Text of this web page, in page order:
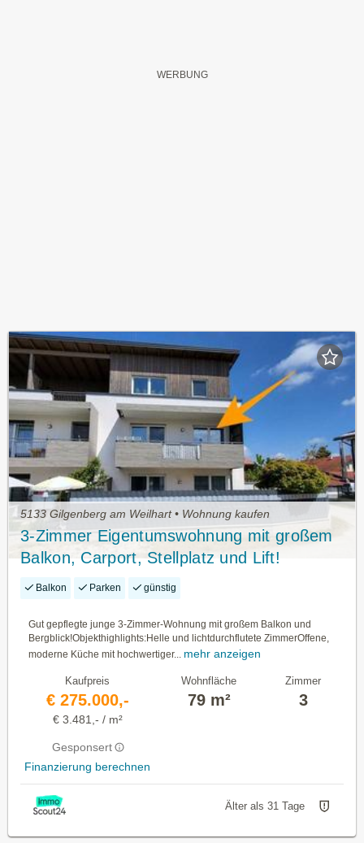
5133 Gilgenberg am Weilhart • Wohnung kaufen
3-Zimmer Eigentumswohnung mit großem
Balkon, Carport, Stellplatz und Lift!
Balkon Parken günstig
Gut gepflegte junge 3-Zimmer-Wohnung mit großem Balkon und
Bergblick!Objekthighlights:Helle und lichtdurchflutete ZimmerOffene,
moderne Küche mit hochwertiger... mehr anzeigen
Kaufpreis
€ 275.000,-
€ 3.481,- / m²
Gesponsert
Finanzierung berechnen
Wohnfläche
79 m²
Zimmer
3
Älter als 31 Tage